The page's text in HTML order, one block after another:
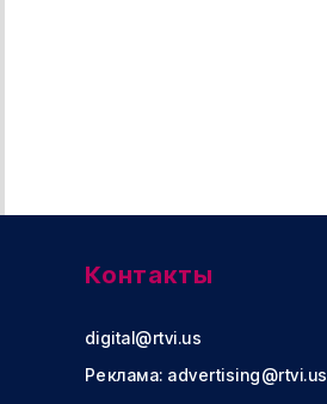
Контакты
digital@rtvi.us
Реклама: advertising@rtvi.us